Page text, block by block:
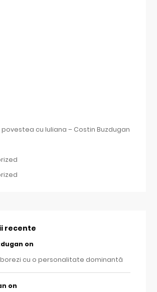
cu Iuliana – Costin Buzdugan
recente
on
cu o personalitate dominantă
on